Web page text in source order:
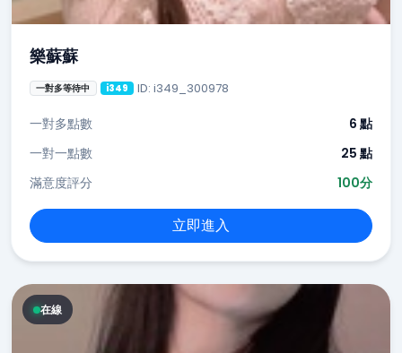
樂蘇蘇
一對多等待中 i349 ID: i349_300978
一對多點數
6 點
一對一點數
25 點
滿意度評分
100分
立即進入
在線